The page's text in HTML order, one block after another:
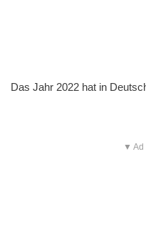
Das Jahr 2022 hat in
▼ Ad